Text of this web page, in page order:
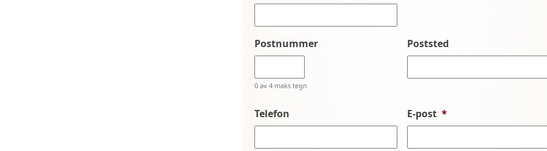
Postnummer
0 av 4 maks tegn
Poststed
Telefon E-post *